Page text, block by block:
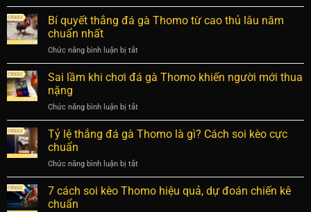
kê
bất
Thomo
qua
tiết
cho
newbie
Phân
tích
trận
gà
Thomo
chuẩn
chi
tiết
nhất
Bí quyết thắng đá gà Thomo từ cao thủ lâu năm
chuẩn nhất
Chức năng bình luận bị tắtở
Bí
quyết
thắng
gà
Thomo
từ
lâu
năm
chuẩn
Sai lầm khi chơi đá gà Thomo khiến người mới thua
nặng
Chức năng bình luận bị tắtở
Sai
lầm
đá
gà
Thomo
Tỷ lệ thắng đá gà Thomo là gì? Cách soi kèo cực
chuẩn
Chức năng bình luận bị tắtở
Tỷ
lệ
7 cách soi kèo Thomo hiệu quả, dự đoán chiến kê
chuẩn